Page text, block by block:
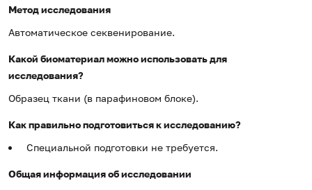
Метод исследования
Автоматическое секвенирование.
Какой биоматериал можно использовать для
исследования?
Образец ткани (в парафиновом блоке).
Как правильно подготовиться к исследованию?
Специальной подготовки не требуется.
Общая информация об исследовании